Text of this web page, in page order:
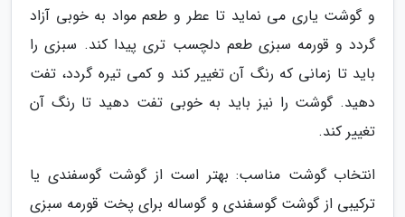
و گوشت یاری می نماید تا عطر و طعم مواد به خوبی آزاد
گردد و قورمه سبزی طعم دلچسب تری پیدا کند. سبزی را
باید تا زمانی که رنگ آن تغییر کند و کمی تیره گردد، تفت
دهید. گوشت را نیز باید به خوبی تفت دهید تا رنگ آن
تغییر کند.
انتخاب گوشت مناسب: بهتر است از گوشت گوسفندی یا
ترکیبی از گوشت گوسفندی و گوساله برای پخت قورمه سبزی